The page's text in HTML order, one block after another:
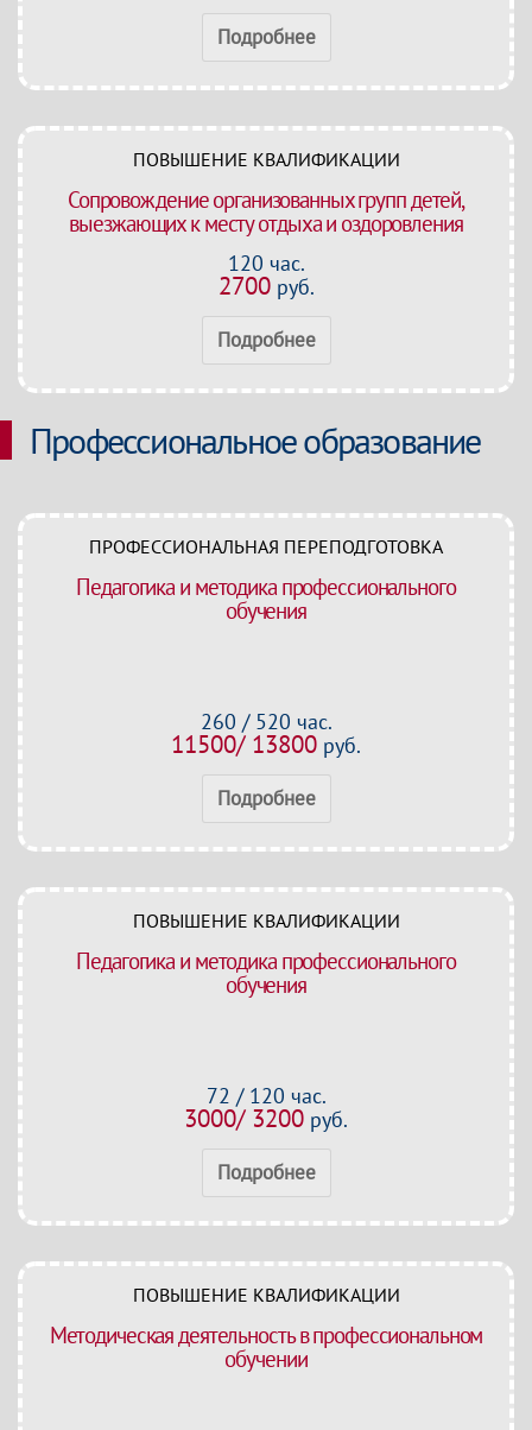
Подробнее
ПОВЫШЕНИЕ КВАЛИФИКАЦИИ
Сопровождение организованных групп детей,
выезжающих к месту отдыха и оздоровления
120 час.
2700руб.
Подробнее
Профессиональное образование
ПРОФЕССИОНАЛЬНАЯ ПЕРЕПОДГОТОВКА
Педагогика и методика профессионального
обучения
260 / 520 час.
11500/ 13800 руб.
Подробнее
ПОВЫШЕНИЕ КВАЛИФИКАЦИИ
Педагогика и методика профессионального
обучения
72 / 120 час.
3000/ 3200 руб.
Подробнее
ПОВЫШЕНИЕ КВАЛИФИКАЦИИ
Методическая деятельность в профессиональном
обучении